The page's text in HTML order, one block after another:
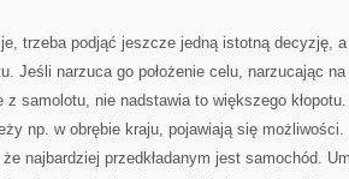
trzeba podjąć jeszcze jedną istotną decyzję,
Jeśli narzuca go położenie celu, narzucając
z samolotu, nie nadstawia to większego
np. w obrębie kraju, pojawiają się
najbardziej przedkładanym jest samochód.